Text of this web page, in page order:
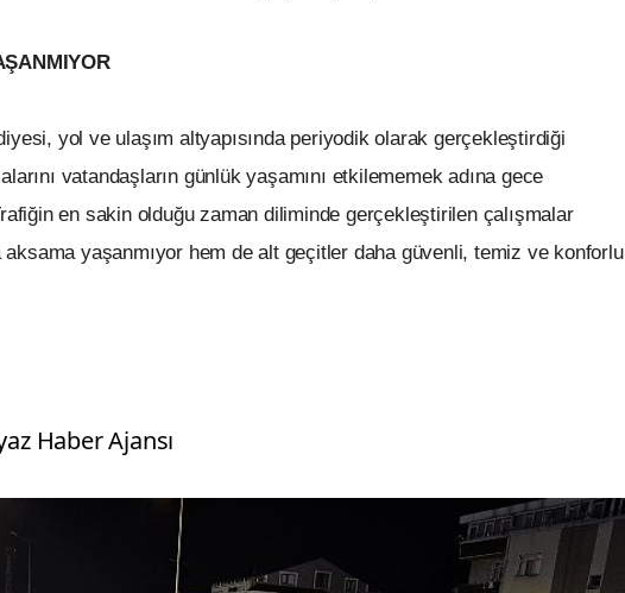
yol ve ulaşım altyapısında periyodik olarak gerçekleştirdiği
vatandaşların günlük yaşamını etkilememek adına gece
en sakin olduğu zaman diliminde gerçekleştirilen çalışmalar
aksama yaşanmıyor hem de alt geçitler daha güvenli, temiz ve konforlu
Haber Ajansı